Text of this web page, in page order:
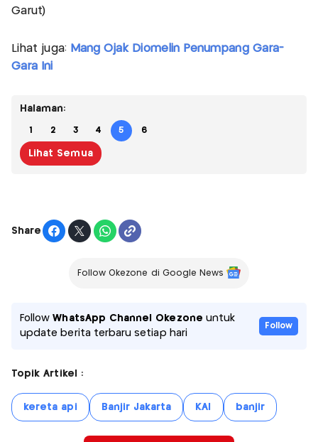
Garut)
Lihat juga: Mang Ojak Diomelin Penumpang Gara-
Gara Ini
Halaman:
1 2 3 4 5 6
Lihat Semua
Share
Follow Okezone di Google News
FollowWhatsApp Channel Okezone untuk
update berita terbaru setiap hari
Follow
Topik Artikel :
kereta api Banjir Jakarta KAI banjir